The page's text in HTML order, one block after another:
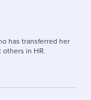
has transferred her
in HR.